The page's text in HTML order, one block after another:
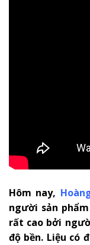
Hôm nay,
người sản phẩm
rất cao bởi
độ bền. Liệu có